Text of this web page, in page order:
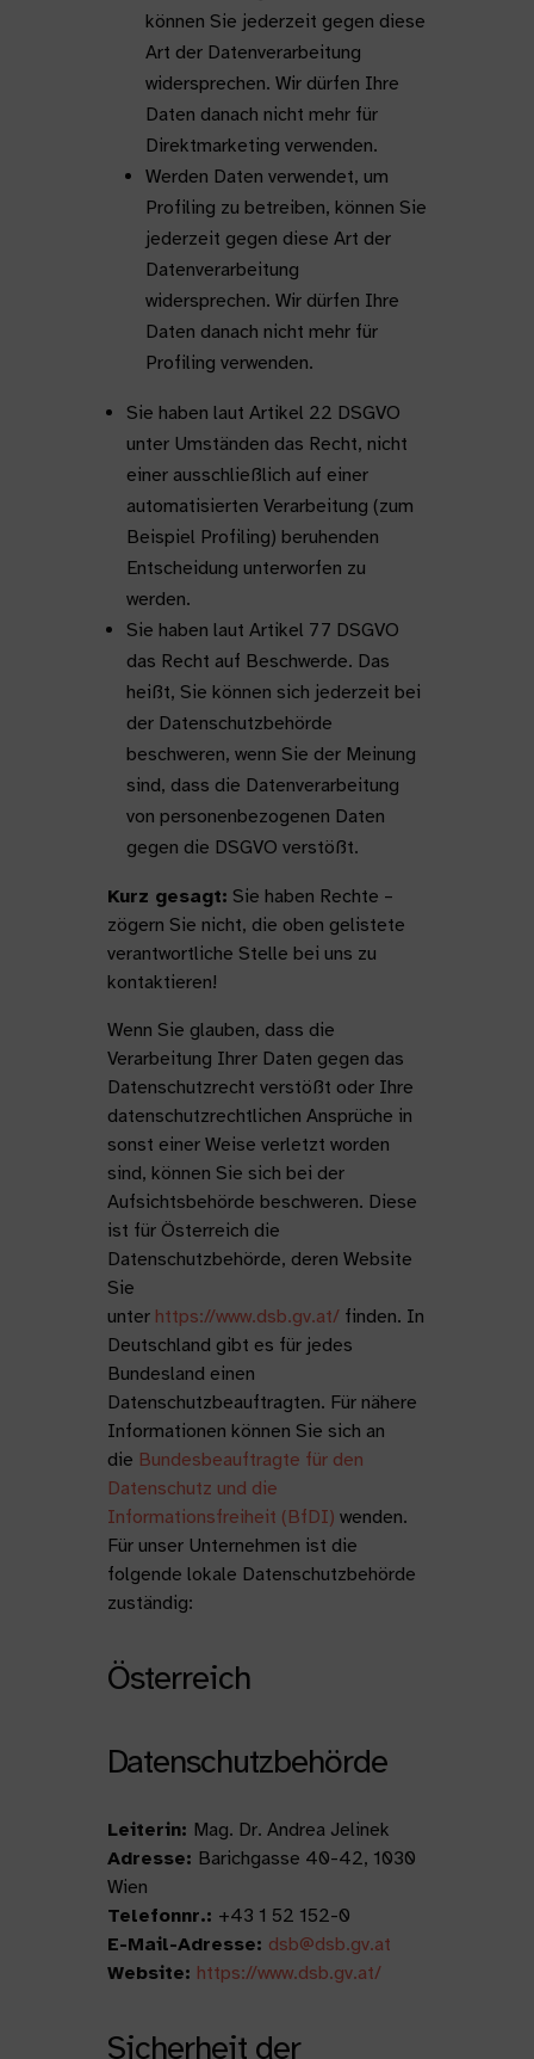
können Sie jederzeit gegen diese
Art der Datenverarbeitung
widersprechen. Wir dürfen Ihre
Daten danach nicht mehr für
Direktmarketing verwenden.
Werden Daten verwendet, um
Profiling zu betreiben, können Sie
jederzeit gegen diese Art der
Datenverarbeitung
widersprechen. Wir dürfen Ihre
Daten danach nicht mehr für
Profiling verwenden.
Sie haben laut Artikel 22 DSGVO
unter Umständen das Recht, nicht
einer ausschließlich auf einer
automatisierten Verarbeitung (zum
Beispiel Profiling) beruhenden
Entscheidung unterworfen zu
werden.
Sie haben laut Artikel 77 DSGVO
das Recht auf Beschwerde. Das
heißt, Sie können sich jederzeit bei
der Datenschutzbehörde
beschweren, wenn Sie der Meinung
sind, dass die Datenverarbeitung
von personenbezogenen Daten
gegen die DSGVO verstößt.
Kurz gesagt: Sie haben Rechte –
zögern Sie nicht, die oben gelistete
verantwortliche Stelle bei uns zu
kontaktieren!
Wenn Sie glauben, dass die
Verarbeitung Ihrer Daten gegen das
Datenschutzrecht verstößt oder Ihre
datenschutzrechtlichen Ansprüche in
sonst einer Weise verletzt worden
sind, können Sie sich bei der
Aufsichtsbehörde beschweren. Diese
ist für Österreich die
Datenschutzbehörde, deren Website
Sie
unter https://www.dsb.gv.at/finden. In
Deutschland gibt es für jedes
Bundesland einen
Datenschutzbeauftragten. Für nähere
Informationen können Sie sich an
die Bundesbeauftragte für den
Datenschutz und die
Informationsfreiheit (BfDI) wenden.
Für unser Unternehmen ist die
folgende lokale Datenschutzbehörde
zuständig:
Österreich
Datenschutzbehörde
Leiterin: Mag. Dr. Andrea Jelinek
Adresse: Barichgasse 40-42, 1030
Wien
Telefonnr.: +43 1 52 152-0
E-Mail-Adresse: dsb@dsb.gv.at
Website: https://www.dsb.gv.at/
Sicherheit der